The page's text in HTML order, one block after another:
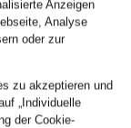
Anzeigen
Analyse
oder zur
zu akzeptieren und
„Individuelle
der Cookie-